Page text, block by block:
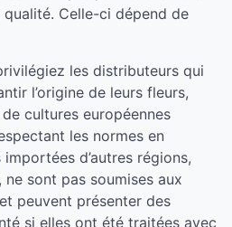
Celle-ci dépend de
les distributeurs qui
l’origine de leurs fleurs,
cultures européennes
les normes en
d’autres régions,
ne sont pas soumises aux
peuvent présenter des
si elles ont été traitées avec